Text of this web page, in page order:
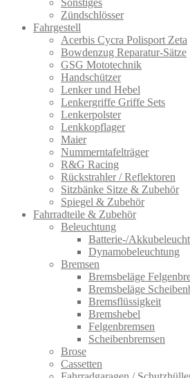
Sonstiges
Zündschlösser
Fahrgestell
Acerbis Cycra Polisport Zeta
Bowdenzug Reparatur-Sätze
GSG Mototechnik
Handschützer
Lenker und Hebel
Lenkergriffe Griffe Sets
Lenkerpolster
Lenkkopflager
Maier
Nummerntafelträger
R&G Racing
Rückstrahler / Reflektoren
Sitzbänke Sitze & Zubehör
Spiegel & Zubehör
Fahrradteile & Zubehör
Beleuchtung
Batterie-/
Dynamobeleuchtung
Bremsen
Bremsbeläge
Bremsbeläge
Bremsflüssigkeit
Bremshebel
Felgenbremsen
Scheibenbremsen
Brose
Cassetten